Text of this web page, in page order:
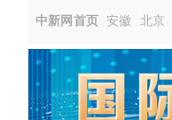
中新网首页 安徽 北京